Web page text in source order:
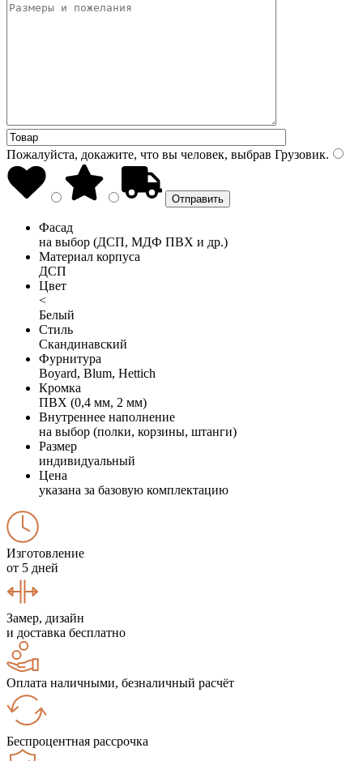
Пожалуйста, докажите, что вы человек, выбрав Грузовик.
Фасад
на выбор (ДСП, МДФ ПВХ и др.)
Материал корпуса
ДСП
Цвет
<
Белый
Стиль
Скандинавский
Фурнитура
Boyard, Blum, Hettich
Кромка
ПВХ (0,4 мм, 2 мм)
Внутреннее наполнение
на выбор (полки, корзины, штанги)
Размер
индивидуальный
Цена
указана за базовую комплектацию
Изготовление
от 5 дней
Замер, дизайн
и доставка бесплатно
Оплата наличными, безналичный расчёт
Беспроцентная рассрочка